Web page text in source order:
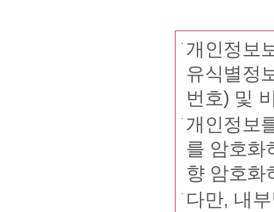
개인정보
유식별정
번호) 및
개인정보
를 암호화
향 암호화
다만, 내